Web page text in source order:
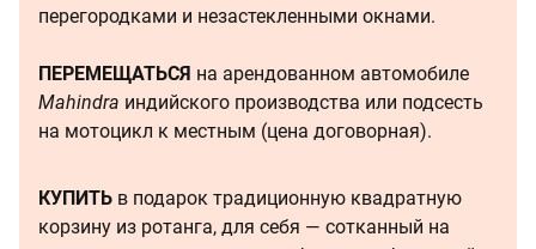
перегородками и незастекленными окнами.
ПЕРЕМЕЩАТЬСЯ на арендованном автомобиле
Mahindra индийского производства или подсесть
на мотоцикл к местным (цена договорная).
КУПИТЬ в подарок традиционную квадратную
корзину из ротанга, для себя — сотканный на